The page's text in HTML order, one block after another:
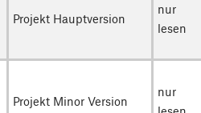
Projekt Hauptversion
nur
lesen
Projekt Minor Version
nur